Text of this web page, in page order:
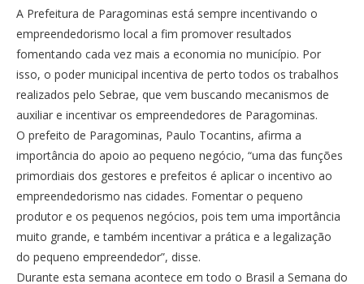
A Prefeitura de Paragominas está sempre incentivando o
empreendedorismo local a fim promover resultados
fomentando cada vez mais a economia no município. Por
isso, o poder municipal incentiva de perto todos os trabalhos
realizados pelo Sebrae, que vem buscando mecanismos de
auxiliar e incentivar os empreendedores de Paragominas.
O prefeito de Paragominas, Paulo Tocantins, afirma a
importância do apoio ao pequeno negócio, “uma das funções
primordiais dos gestores e prefeitos é aplicar o incentivo ao
empreendedorismo nas cidades. Fomentar o pequeno
produtor e os pequenos negócios, pois tem uma importância
muito grande, e também incentivar a prática e a legalização
do pequeno empreendedor”, disse.
Durante esta semana acontece em todo o Brasil a Semana do